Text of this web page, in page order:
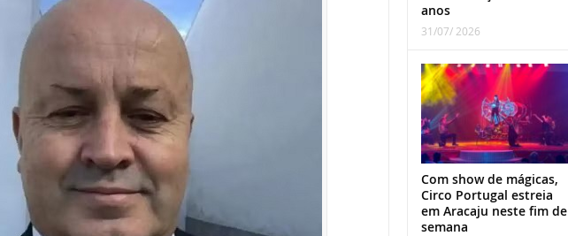
anos
31/07/ 2026
Com show de mágicas,
Circo Portugal estreia
em Aracaju neste fim de
semana